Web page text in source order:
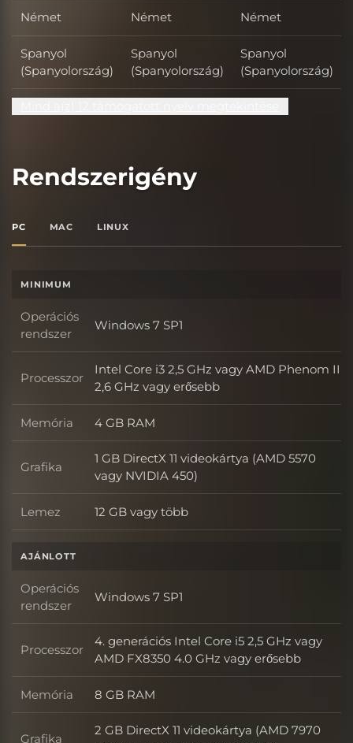
Német Német Német
Spanyol
(Spanyolország)
Spanyol
(Spanyolország)
Spanyol
(Spanyolország)
Rendszerigény
PC MAC LINUX
MINIMUM
Operációs
rendszer
Operációs rendszer
Windows 7 SP1
Processzor Processzor
Intel Core i3 2,5 GHz vagy AMD Phenom II
2,6 GHz vagy erősebb
Memória Memória
4 GB RAM
Grafika Grafika
1 GB DirectX 11 videokártya (AMD 5570
vagy NVIDIA 450)
Lemez Lemez
12 GB vagy több
AJÁNLOTT
Operációs
rendszer
Operációs rendszer
Windows 7 SP1
Processzor Processzor
4. generációs Intel Core i5 2,5 GHz vagy
AMD FX8350 4.0 GHz vagy erősebb
Memória Memória
8 GB RAM
Grafika
2 GB DirectX 11 videokártya (AMD 7970